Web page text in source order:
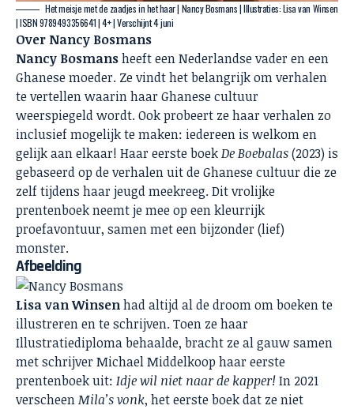
Het meisje met de zaadjes in het haar| Nancy Bosmans | Illustraties: Lisa van Winsen
| ISBN 9789493356641 | 4+ | Verschijnt 4 juni
Over Nancy Bosmans
Nancy Bosmansheeft een Nederlandse vader en een
Ghanese moeder. Ze vindt het belangrijk om verhalen
te vertellen waarin haar Ghanese cultuur
weerspiegeld wordt. Ook probeert ze haar verhalen zo
inclusief mogelijk te maken: iedereen is welkom en
gelijk aan elkaar! Haar eerste boekDe Boebalas(2023) is
gebaseerd op de verhalen uit de Ghanese cultuur die ze
zelf tijdens haar jeugd meekreeg. Dit vrolijke
prentenboek neemt je mee op een kleurrijk
proefavontuur, samen met een bijzonder (lief)
monster.
Afbeelding
Lisa van Winsenhad altijd al de droom om boeken te
illustreren en te schrijven. Toen ze haar
Illustratiediploma behaalde, bracht ze al gauw samen
met schrijver Michael Middelkoop haar eerste
prentenboek uit: Idje wil niet naar de kapper!In 2021
verscheenMila’s vonk, het eerste boek dat ze niet